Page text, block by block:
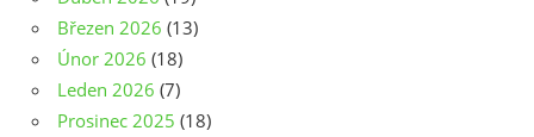
Březen 2026 (13)
Únor 2026 (18)
Leden 2026 (7)
Prosinec 2025 (18)